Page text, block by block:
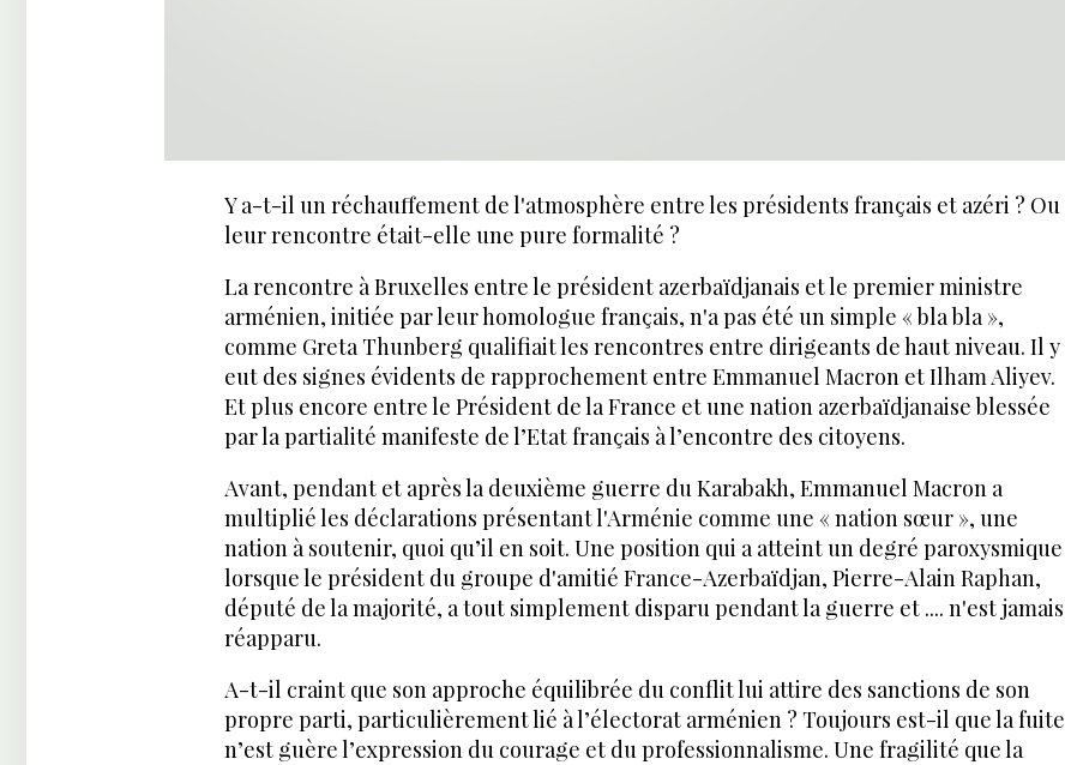
Y a-t-il un réchauffement de l'atmosphère entre les présidents français et azéri ? Ou
leur rencontre était-elle une pure formalité ?
La rencontre à Bruxelles entre le président azerbaïdjanais et le premier ministre
arménien, initiée par leur homologue français, n'a pas été un simple « bla bla »,
comme Greta Thunberg qualifiait les rencontres entre dirigeants de haut niveau. Il y
eut des signes évidents de rapprochement entre Emmanuel Macron et Ilham Aliyev.
Et plus encore entre le Président de la France et une nation azerbaïdjanaise blessée
par la partialité manifeste de l’Etat français à l’encontre des citoyens.
Avant, pendant et après la deuxième guerre du Karabakh, Emmanuel Macron a
multiplié les déclarations présentant l'Arménie comme une « nation sœur », une
nation à soutenir, quoi qu’il en soit. Une position qui a atteint un degré paroxysmique
lorsque le président du groupe d'amitié France-Azerbaïdjan, Pierre-Alain Raphan,
député de la majorité, a tout simplement disparu pendant la guerre et .... n'est jamais
réapparu.
A-t-il craint que son approche équilibrée du conflit lui attire des sanctions de son
propre parti, particulièrement lié à l’électorat arménien ? Toujours est-il que la fuite
n’est guère l’expression du courage et du professionnalisme. Une fragilité que la